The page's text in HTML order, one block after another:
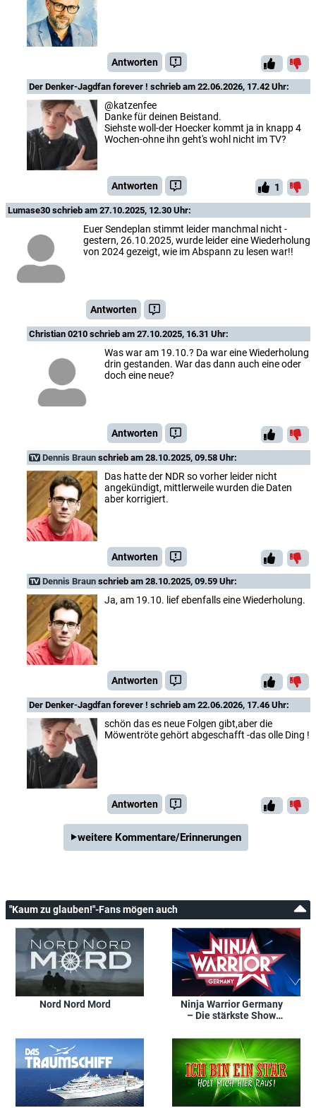
Antworten
Der Denker-Jagdfan forever ! schrieb am 22.06.2026, 17.42 Uhr:
@katzenfee
Danke für deinen Beistand.
Siehste woll-der Hoecker kommt ja in knapp 4
Wochen-ohne ihn geht's wohl nicht im TV?
Antworten 1
Lumase30 schrieb am 27.10.2025, 12.30 Uhr:
Euer Sendeplan stimmt leider manchmal nicht -
gestern, 26.10.2025, wurde leider eine Wiederholung
von 2024 gezeigt, wie im Abspann zu lesen war!!
Antworten
Christian 0210 schrieb am 27.10.2025, 16.31 Uhr:
Was war am 19.10.? Da war eine Wiederholung
drin gestanden. War das dann auch eine oder
doch eine neue?
Antworten
Dennis Braun schrieb am 28.10.2025, 09.58 Uhr:
Das hatte der NDR so vorher leider nicht
angekündigt, mittlerweile wurden die Daten
aber korrigiert.
Antworten
Dennis Braun schrieb am 28.10.2025, 09.59 Uhr:
Ja, am 19.10. lief ebenfalls eine Wiederholung.
Antworten
Der Denker-Jagdfan forever ! schrieb am 22.06.2026, 17.46 Uhr:
schön das es neue Folgen gibt,aber die
Möwentröte gehört abgeschafft -das olle Ding !
Antworten
weitere Kommentare/Erinnerungen
"Kaum zu glauben!"-Fans mögen auch
Nord Nord Mord
Ninja Warrior Germany
– Die stärkste Show